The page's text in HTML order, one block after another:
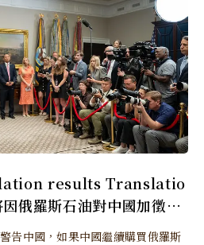
results Translatio
俄羅斯石油對中國加徵更
告中國，如果中國繼續購買俄羅斯